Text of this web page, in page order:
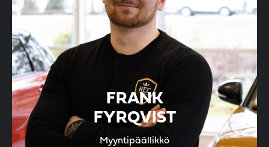
FRANK
FYRQVIST
Myyntipäällikkö